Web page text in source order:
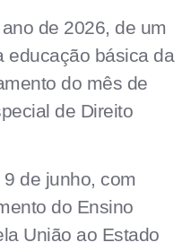
de 2026, de um
educação básica da
do mês de
de Direito
de junho, com
do Ensino
União ao Estado